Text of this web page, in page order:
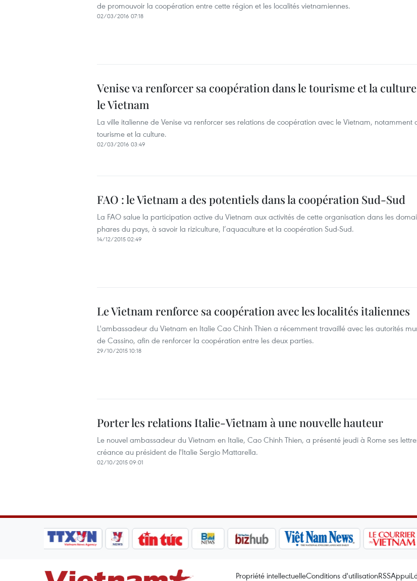
de promouvoir la coopération entre cette région et les localités vietnamiennes.
02/03/2016 07:18
Venise va renforcer sa coopération dans le tourisme et la
le Vietnam
La ville italienne de Venise va renforcer ses relations de coopération avec le Vietnam, notamment
tourisme et la culture.
02/03/2016 03:49
FAO : le Vietnam a des potentiels dans la coopération Sud-Sud
La FAO salue la participation active du Vietnam aux activités de cette organisation dans les
phares du pays, à savoir la riziculture, l’aquaculture et la coopération Sud-Sud.
14/12/2015 02:49
Le Vietnam renforce sa coopération avec les localités italiennes
L'ambassadeur du Vietnam en Italie Cao Chinh Thien a récemment travaillé avec les autorités
de Cassino, afin de renforcer la coopération entre les deux parties.
29/10/2015 10:18
Porter les relations Italie-Vietnam à une nouvelle hauteur
Le nouvel ambassadeur du Vietnam en Italie, Cao Chinh Thien, a présenté jeudi à Rome ses
créance au président de l'Italie Sergio Mattarella.
02/10/2015 09:01
Propriété intellectuelleConditions d'utilisationRSSAppui